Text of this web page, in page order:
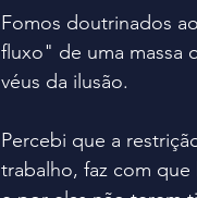
Fomos doutrinados
fluxo" de uma massa
véus da ilusão.
Percebi que a
trabalho, faz com que